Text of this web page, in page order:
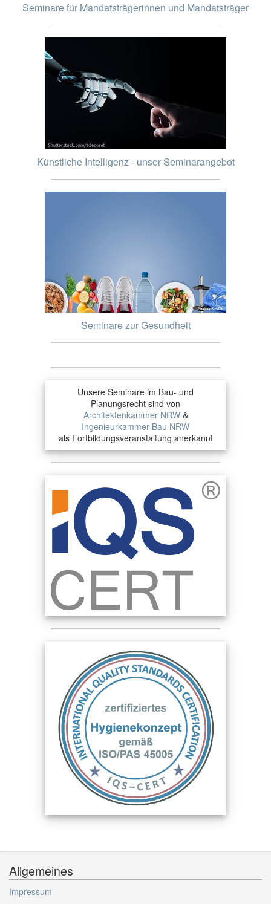
Seminare für Mandatsträgerinnen und Mandatsträger
Künstliche Intelligenz - unser Seminarangebot
Seminare zur Gesundheit
Unsere Seminare im Bau- und
Planungsrecht sind von
Architektenkammer NRW&
Ingenieurkammer-Bau NRW
als Fortbildungsveranstaltung anerkannt
Allgemeines
Impressum